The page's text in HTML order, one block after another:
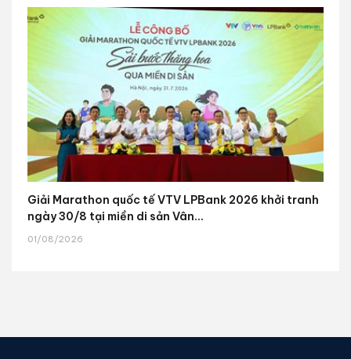
Giải Marathon quốc tế VTV LPBank 2026 khởi tranh
ngày 30/8 tại miền di sản Vân...
01/08/2026